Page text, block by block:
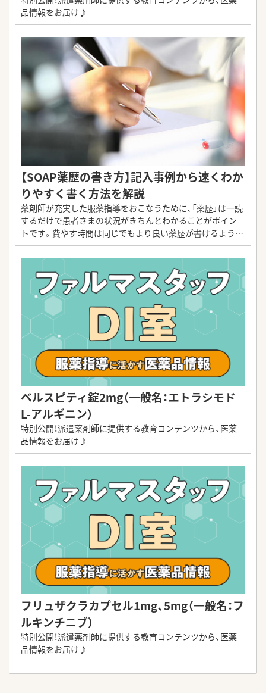
品情報をお届け♪
【SOAP薬歴の書き方】記入事例から速くわか
りやすく書く方法を解説
薬剤師が充実した服薬指導をおこなうために、「薬歴」は一読
するだけで患者さまの状況がきちんとわかることがポイン
トです。費やす時間は同じでもより良い薬歴が書けるよう
に、【薬歴を書く時のポイント】や【効率的な薬歴の記載方法】
について解説していきます。
ベルスピティ錠2mg（一般名：エトラシモド
L-アルギニン）
特別公開！派遣薬剤師に提供する教育コンテンツから、医薬
品情報をお届け♪
フリュザクラカプセル1mg、5mg（一般名：フ
ルキンチニブ）
特別公開！派遣薬剤師に提供する教育コンテンツから、医薬
品情報をお届け♪